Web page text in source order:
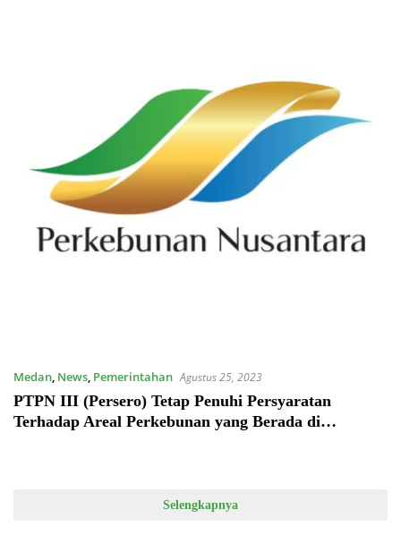
Medan, News, Pemerintahan Agustus 25, 2023
PTPN III (Persero) Tetap Penuhi Persyaratan
Terhadap Areal Perkebunan yang Berada di
Selengkapnya